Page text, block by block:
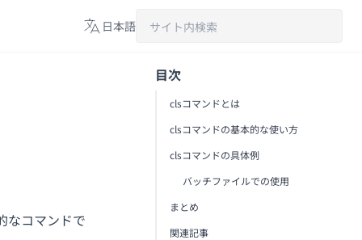
日本語
なコマンドで
目次
clsコマンドとは
clsコマンドの基本的な使い方
clsコマンドの具体例
バッチファイルでの使用
まとめ
関連記事